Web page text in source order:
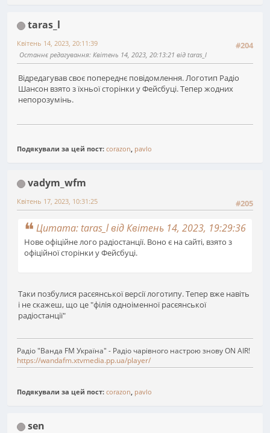
taras_l
#204
Квітень 14, 2023, 20:11:39
Останнє редагування: Квітень 14, 2023, 20:13:21 від taras_l
Відредагував своє попереднє повідомлення. Логотип Радіо
Шансон взято з їхньої сторінки у Фейсбуці. Тепер жодних
непорозумінь.
Подякували за цей пост: corazon, pavlo
vadym_wfm
#205
Квітень 17, 2023, 10:31:25
Цитата: taras_l від Квітень 14, 2023, 19:29:36
Нове офіційне лого радіостанції. Воно є на сайті, взято з
офіційної сторінки у Фейсбуці.
Таки позбулися расєянської версії логотипу. Тепер вже навіть
і не скажеш, що це "філія одноіменної расєянської
радіостанції"
Радіо "Ванда FM Україна" - Радіо чарівного настрою знову ON AIR!
https://wandafm.xtvmedia.pp.ua/player/
Подякували за цей пост: corazon pavlo
sen